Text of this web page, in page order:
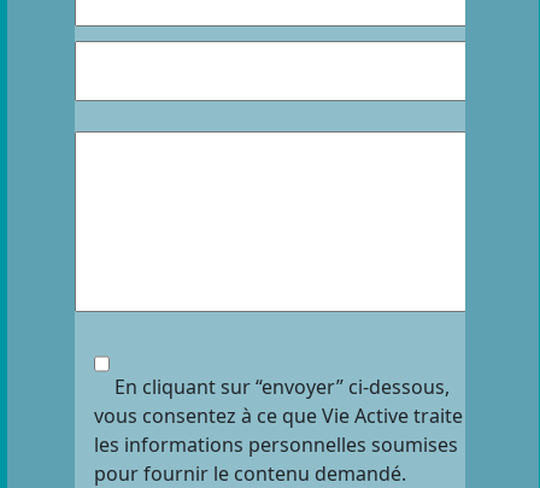
En cliquant sur “envoyer” ci-dessous,
vous consentez à ce que Vie Active traite
les informations personnelles soumises
pour fournir le contenu demandé.